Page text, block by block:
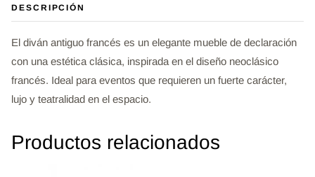
DESCRIPCIÓN
El diván antiguo francés es un elegante mueble de declaración
con una estética clásica, inspirada en el diseño neoclásico
francés. Ideal para eventos que requieren un fuerte carácter,
lujo y teatralidad en el espacio.
Productos relacionados